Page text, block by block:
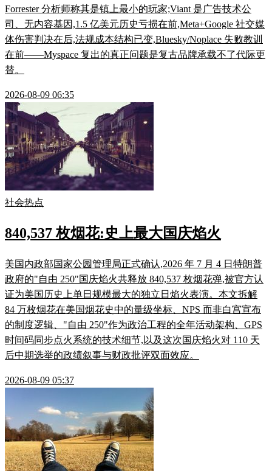
Forrester 分析师称其是镇上最小的玩家;Viant 是广告技术公
司、无内容基因,1.5 亿美元历史亏损在前,Meta+Google 社交媒
体伤害判决在后,法规成本结构已变,Bluesky/Noplace 失败教训
在前——Myspace 复出的真正问题是复古品牌承载不了代际更
替。
2026-08-09 06:35
社会热点
840,537 枚烟花:史上最大国庆焰火
美国内政部国家公园管理局正式确认,2026 年 7 月 4 日特朗普
政府的"自由 250"国庆焰火共释放 840,537 枚烟花弹,被官方认
证为美国历史上单日规模最大的独立日焰火表演。本文拆解
84 万枚烟花在美国烟花史中的量级坐标、NPS 而非白宫宣布
的制度逻辑、"自由 250"作为政治工程的全年活动架构、GPS
时间码同步点火系统的技术细节,以及这次国庆焰火对 110 天
后中期选举的政绩叙事与财政批评双面效应。
2026-08-09 05:37